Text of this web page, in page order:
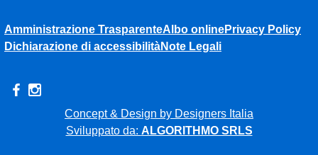
Amministrazione TrasparenteAlbo onlinePrivacy Policy
Dichiarazione di accessibilitàNote Legali
Concept & Design by Designers Italia
Sviluppato da: ALGORITHMO SRLS